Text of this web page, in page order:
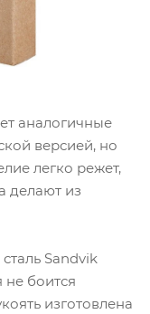
аналогичные
версией, но
легко режет,
делают из
Sandvik
не боится
изготовлена